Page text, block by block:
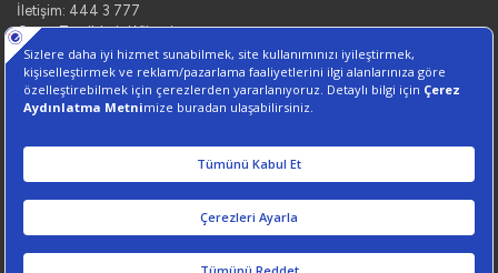
İletişim: 444 3 777
Çerez Tercihlerini Yönetin